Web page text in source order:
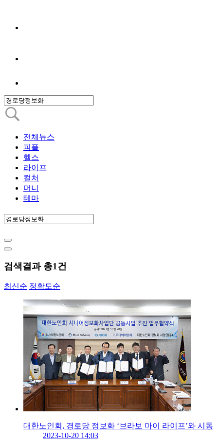
전체뉴스
피플
헬스
라이프
컬처
머니
테마
검색결과 총1건
최신순 정확도순
대한노인회, 경로당 정보화 ‘브라보 마이 라이프’와 시동
2023-10-20 14:03